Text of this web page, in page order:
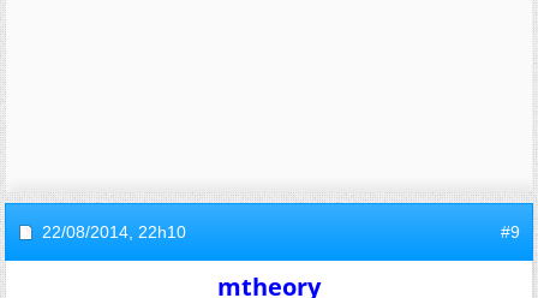
22/08/2014, 22h10 #9
mtheory